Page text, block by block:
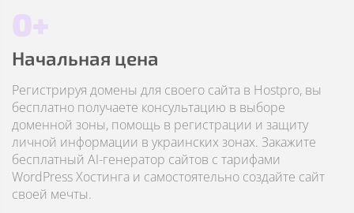
0+
Начальная цена
Регистрируя домены для своего сайта в Hostpro, вы
бесплатно получаете консультацию в выборе
доменной зоны, помощь в регистрации и защиту
личной информации в украинских зонах. Закажите
бесплатный AI-генератор сайтов с тарифами
WordPress Хостинга и самостоятельно создайте сайт
своей мечты.